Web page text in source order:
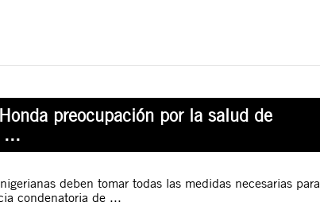
preocupación por la salud de
...
deben tomar todas las medidas necesarias para
condenatoria de ...